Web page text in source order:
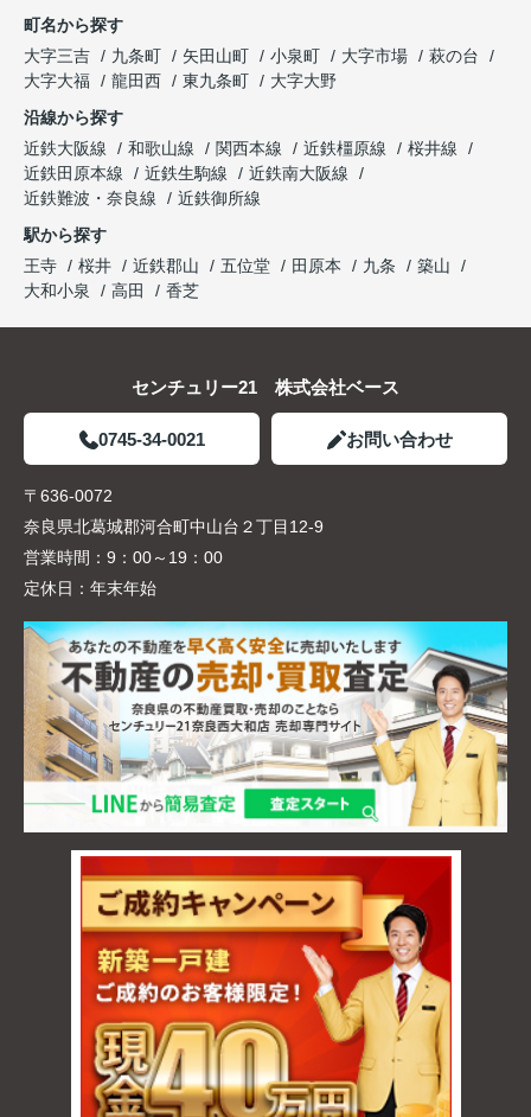
町名から探す
大字三吉
九条町 矢田山町 小泉町 大字市場
萩の台
大字大福
龍田西 東九条町
大字大野
沿線から探す
近鉄大阪線
和歌山線 関西本線 近鉄橿原線
桜井線
近鉄田原本線
近鉄生駒線
近鉄南大阪線
近鉄難波・奈良線
近鉄御所線
駅から探す
王寺
桜井 近鉄郡山 五位堂 田原本 九条
築山
大和小泉
高田 香芝
センチュリー21 株式会社ベース
0745-34-0021 お問い合わせ
〒636-0072
奈良県北葛城郡河合町中山台２丁目12-9
営業時間： 9：00～19：00
定休日： 年末年始